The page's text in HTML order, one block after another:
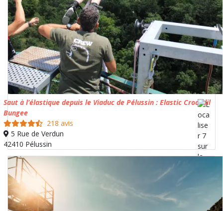
Saut à l’élastique depuis le Viaduc de Pélussin : Elastic Crocodil
Bungee
218 avis
5 Rue de Verdun
42410 Pélussin